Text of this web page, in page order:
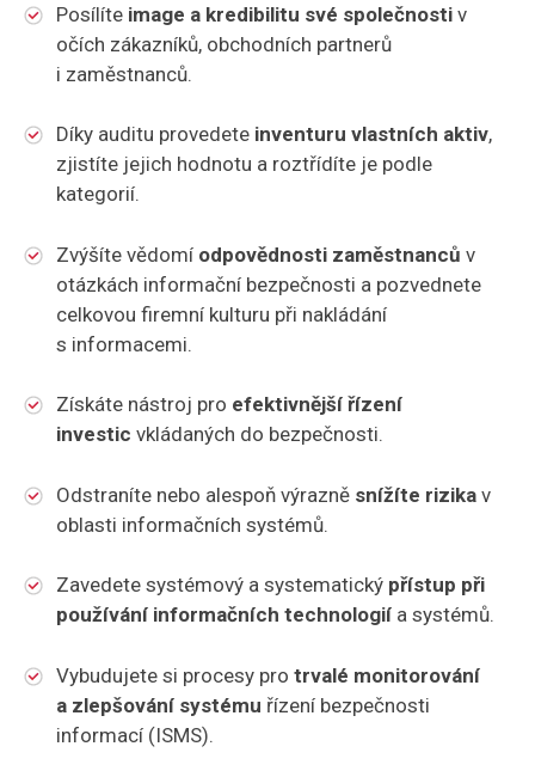
Posílíte image a kredibilitu své společnostiv
očích zákazníků, obchodních partnerů
i zaměstnanců.
Díky auditu provedete inventuru vlastních aktiv,
zjistíte jejich hodnotu a roztřídíte je podle
kategorií.
Zvýšíte vědomí odpovědnosti zaměstnanců v
otázkách informační bezpečnosti a pozvednete
celkovou firemní kulturu při nakládání
s informacemi.
Získáte nástroj pro efektivnější řízení
investic vkládaných do bezpečnosti.
Odstraníte nebo alespoň výrazně snížíte rizikav
oblasti informačních systémů.
Zavedete systémový a systematický přístup při
používání informačních technologiía systémů.
Vybudujete si procesy pro trvalé monitorování
a zlepšování systému řízení bezpečnosti
informací (ISMS).